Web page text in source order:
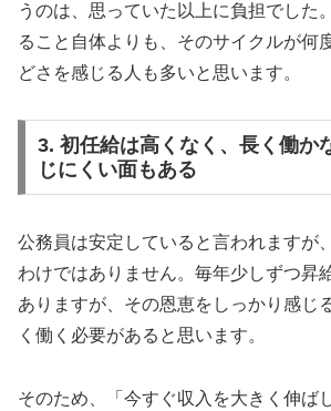
うのは、思っていた以上に負担でした
ること自体よりも、そのサイクルが何
どさを感じる人も多いと思います。
3. 初任給は高くなく、長く働か
じにくい面もある
公務員は安定していると言われますが
わけではありません。毎年少しずつ昇
ありますが、その恩恵をしっかり感じ
く働く必要があると思います。
そのため、「今すぐ収入を大きく伸ば